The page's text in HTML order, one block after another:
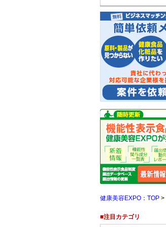
健康美容EXPO：TOP >
■注目カテゴリ